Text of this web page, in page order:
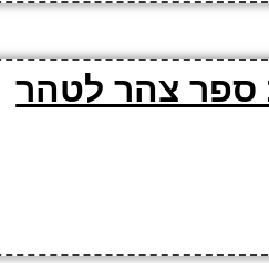
ספר צהר לטהר